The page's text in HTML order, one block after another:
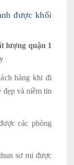
được khối
lượng quận 1
hàng khi đi
đẹp và niềm tin
các phòng
sơ mi được